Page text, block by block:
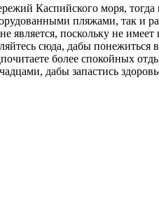
Каспийского моря,
пляжами, так
является, поскольку не
сюда, дабы
более спокойных
дабы запастись